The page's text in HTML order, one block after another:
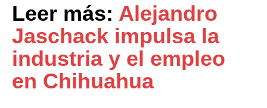
Leer más: Alejandro
Jaschack impulsa la
industria y el empleo
en Chihuahua